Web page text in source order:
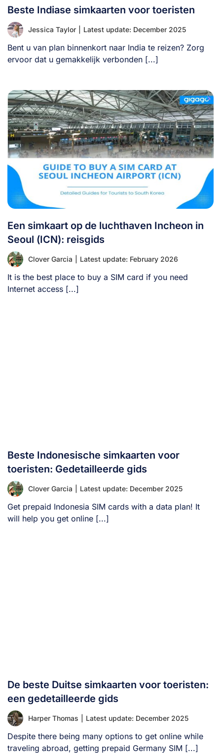
Beste Indiase simkaarten voor toeristen
Jessica Taylor Latest update: December 2025
Bent u van plan binnenkort naar India te reizen? Zorg
ervoor dat u gemakkelijk verbonden [...]
Een simkaart op de luchthaven Incheon in
Seoul (ICN): reisgids
Clover Garcia Latest update: February 2026
It is the best place to buy a SIM card if you need
Internet access [...]
Beste Indonesische simkaarten voor
toeristen: Gedetailleerde gids
Clover Garcia Latest update: December 2025
Get prepaid Indonesia SIM cards with a data plan! It
will help you get online [...]
De beste Duitse simkaarten voor toeristen:
een gedetailleerde gids
Harper Thomas Latest update: December 2025
Despite there being many options to get online while
traveling abroad, getting prepaid Germany SIM [...]